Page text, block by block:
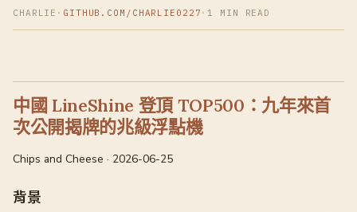
CHARLIE · GITHUB.COM/CHARLIE0227 · 1 MIN READ
中國 LineShine 登頂 TOP500：九年來首
次公開揭牌的兆級浮點機
Chips and Cheese · 2026-06-25
背景